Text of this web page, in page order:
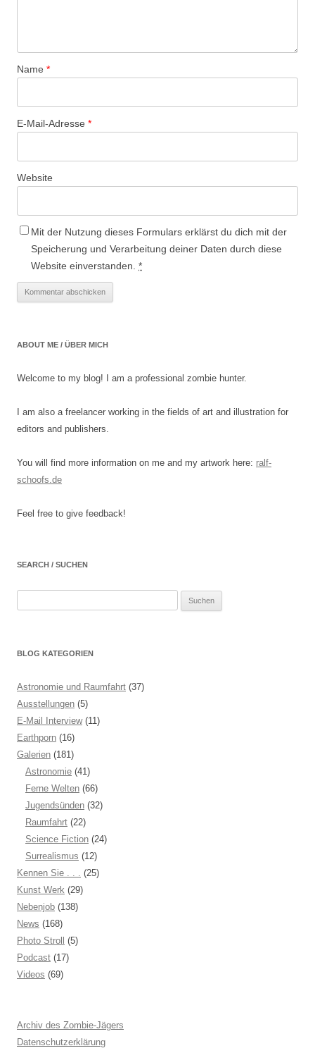
Name *
E-Mail-Adresse *
Website
Mit der Nutzung dieses Formulars erklärst du dich mit der
Speicherung und Verarbeitung deiner Daten durch diese
Website einverstanden. *
ABOUT ME / ÜBER MICH
Welcome to my blog! I am a professional zombie hunter.
I am also a freelancer working in the fields of art and illustration for
editors and publishers.
You will find more information on me and my artwork here: ralf-
schoofs.de
Feel free to give feedback!
SEARCH / SUCHEN
BLOG KATEGORIEN
Astronomie und Raumfahrt (37)
Ausstellungen (5)
E-Mail Interview(11)
Earthporn (16)
Galerien (181)
Astronomie (41)
Ferne Welten (66)
Jugendsünden (32)
Raumfahrt (22)
Science Fiction (24)
Surrealismus (12)
Kennen Sie . . . (25)
Kunst Werk (29)
Nebenjob (138)
News (168)
Photo Stroll
(5)
Podcast (17)
Videos (69)
Archiv des Zombie-Jägers
Datenschutzerklärung